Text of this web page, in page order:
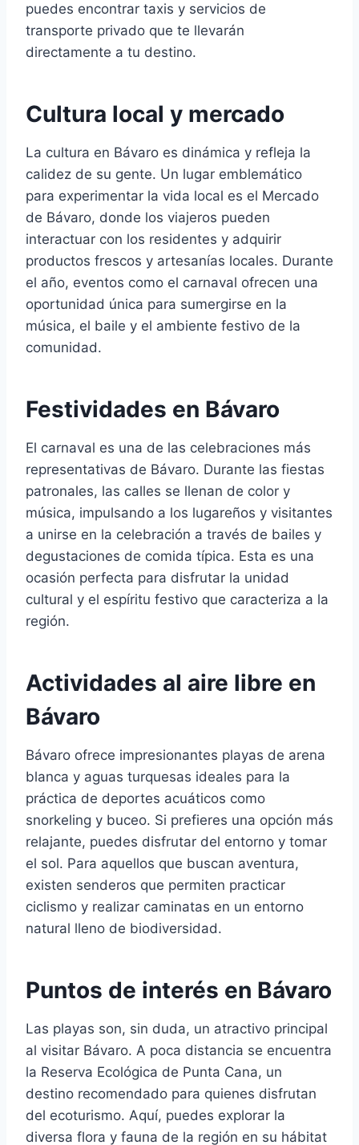
puedes encontrar taxis y servicios de
transporte privado que te llevarán
directamente a tu destino.
Cultura local y mercado
La cultura en Bávaro es dinámica y refleja la
calidez de su gente. Un lugar emblemático
para experimentar la vida local es el Mercado
de Bávaro, donde los viajeros pueden
interactuar con los residentes y adquirir
productos frescos y artesanías locales. Durante
el año, eventos como el carnaval ofrecen una
oportunidad única para sumergirse en la
música, el baile y el ambiente festivo de la
comunidad.
Festividades en Bávaro
El carnaval es una de las celebraciones más
representativas de Bávaro. Durante las fiestas
patronales, las calles se llenan de color y
música, impulsando a los lugareños y visitantes
a unirse en la celebración a través de bailes y
degustaciones de comida típica. Esta es una
ocasión perfecta para disfrutar la unidad
cultural y el espíritu festivo que caracteriza a la
región.
Actividades al aire libre en
Bávaro
Bávaro ofrece impresionantes playas de arena
blanca y aguas turquesas ideales para la
práctica de deportes acuáticos como
snorkeling y buceo. Si prefieres una opción más
relajante, puedes disfrutar del entorno y tomar
el sol. Para aquellos que buscan aventura,
existen senderos que permiten practicar
ciclismo y realizar caminatas en un entorno
natural lleno de biodiversidad.
Puntos de interés en Bávaro
Las playas son, sin duda, un atractivo principal
al visitar Bávaro. A poca distancia se encuentra
la Reserva Ecológica de Punta Cana, un
destino recomendado para quienes disfrutan
del ecoturismo. Aquí, puedes explorar la
diversa flora y fauna de la región en su hábitat